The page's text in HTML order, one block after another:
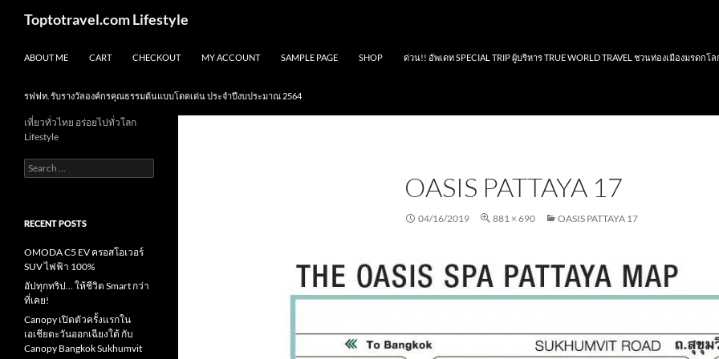
Toptotravel.com Lifestyle
ABOUT ME CART CHECKOUT MY ACCOUNT SAMPLE PAGE SHOP ด่วน!! อัพเดท SPECIAL TRIP ผู้บริหาร TRUE WORLD TRAVEL ชวนท่องเมืองมรดกโล
รฟฟท. รับรางวัลองค์กรคุณธรรมต้นแบบโดดเด่น ประจำปีงบประมาณ 2564
OASIS PATTAYA 17
04/16/2019 881 × 690 OASIS PATTAYA 17
เที่ยวทั่วไทย อร่อยไปทั่วโลก
Lifestyle
Search
for:
RECENT POSTS
OMODA C5 EV ครอสโอเวอร์
SUV ไฟฟ้า 100%
อัปทุกทริป… ให้ชีวิต Smart กว่า
ที่เคย!
Canopy เปิดตัวครั้งแรกใน
เอเชียตะวันออกเฉียงใต้ กับ
Canopy Bangkok Sukhumvit